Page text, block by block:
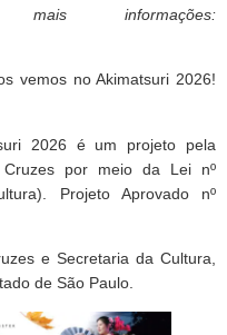
informações:
vemos no Akimatsuri 2026!
2026 é um projeto pela
por meio da Lei nº
Projeto Aprovado nº
e Secretaria da Cultura,
de São Paulo.